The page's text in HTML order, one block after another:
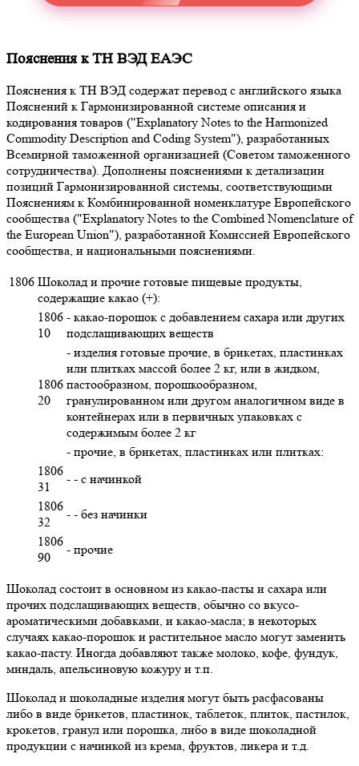
Пояснения к ТН ВЭД ЕАЭС
Пояснения к ТН ВЭД содержат перевод с английского языка
Пояснений к Гармонизированной системе описания и
кодирования товаров ("Explanatory Notes to the Harmonized
Commodity Description and Coding System"), разработанных
Всемирной таможенной организацией (Советом таможенного
сотрудничества). Дополнены пояснениями к детализации
позиций Гармонизированной системы, соответствующими
Пояснениям к Комбинированной номенклатуре Европейского
сообщества ("Explanatory Notes to the Combined Nomenclature of
the European Union"), разработанной Комиссией Европейского
сообщества, и национальными пояснениями.
1806 Шоколад и прочие готовые пищевые продукты,
содержащие какао (+):
1806
10
- какао-порошок с добавлением сахара или других
подслащивающих веществ
1806
20
- изделия готовые прочие, в брикетах, пластинках
или плитках массой более 2 кг, или в жидком,
пастообразном, порошкообразном,
гранулированном или другом аналогичном виде в
контейнерах или в первичных упаковках с
содержимым более 2 кг
- прочие, в брикетах, пластинках или плитках:
1806
31
- - с начинкой
1806
32
- - без начинки
1806
90
- прочие
Шоколад состоит в основном из какао-пасты и сахара или
прочих подслащивающих веществ, обычно со вкусо-
ароматическими добавками, и какао-масла; в некоторых
случаях какао-порошок и растительное масло могут заменить
какао-пасту. Иногда добавляют также молоко, кофе, фундук,
миндаль, апельсиновую кожуру и т.п.
Шоколад и шоколадные изделия могут быть расфасованы
либо в виде брикетов, пластинок, таблеток, плиток, пастилок,
крокетов, гранул или порошка, либо в виде шоколадной
продукции с начинкой из крема, фруктов, ликера и т.д.